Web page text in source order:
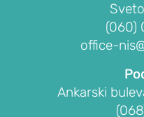
Sindrom
(060)
office-
Ankarski